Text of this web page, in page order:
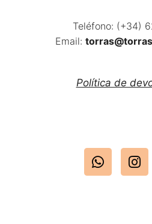
Teléfono: (+34)
Email:
Política de